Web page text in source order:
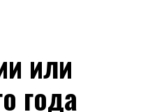
или
года